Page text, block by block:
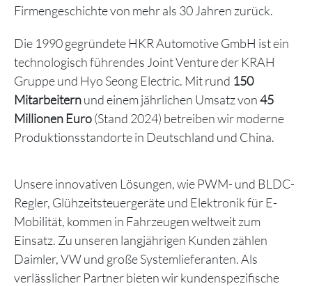
Firmengeschichte von mehr als 30 Jahren zurück.
Die 1990 gegründete HKR Automotive GmbH ist ein
technologisch führendes Joint Venture der KRAH
Gruppe und Hyo Seong Electric. Mit rund 150
Mitarbeiternund einem jährlichen Umsatz von45
Millionen Euro(Stand 2024) betreiben wir moderne
Produktionsstandorte in Deutschland und China.
Unsere innovativen Lösungen, wie PWM- und BLDC-
Regler, Glühzeitsteuergeräte und Elektronik für E-
Mobilität, kommen in Fahrzeugen weltweit zum
Einsatz. Zu unseren langjährigen Kunden zählen
Daimler, VW und große Systemlieferanten. Als
verlässlicher Partner bieten wir kundenspezifische